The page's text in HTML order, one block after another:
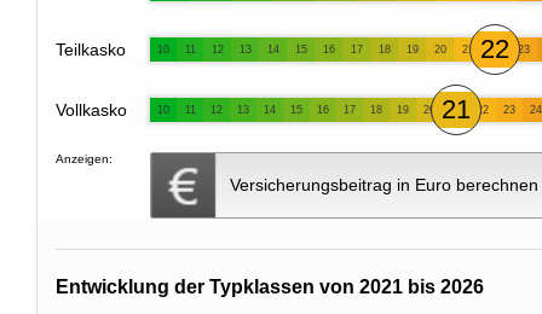
Teilkasko 10 11 12 13 14 15 16 17 18 19 20 21 22 23
Vollkasko 10 11 12 13 14 15 16 17 18 19 20 21 22 23 24
Anzeigen:
Versicherungsbeitrag in Euro berechnen
Entwicklung der Typklassen von 2021 bis 2026